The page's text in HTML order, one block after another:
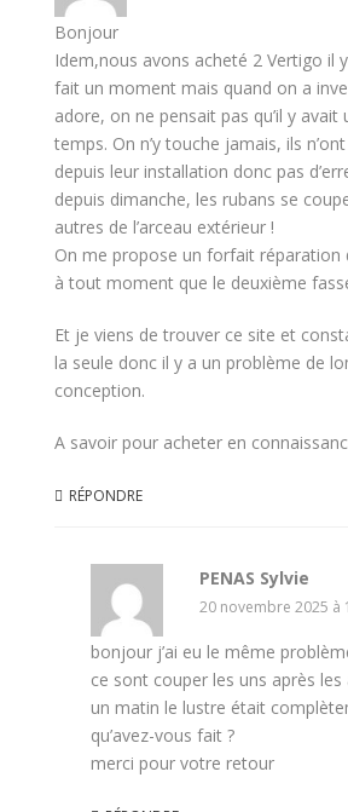
Bonjour
Idem,nous avons acheté 2 Vertigo il
fait un moment mais quand on a
adore, on ne pensait pas qu’il y avait
temps. On n’y touche jamais, ils
depuis leur installation donc pas
depuis dimanche, les rubans se
autres de l’arceau extérieur !
On me propose un forfait réparation
à tout moment que le deuxième
Et je viens de trouver ce site et
la seule donc il y a un problème de
conception.
A savoir pour acheter en
RÉPONDRE
PENAS Sylvie
20 novembre 2025 à
bonjour j’ai eu le même
ce sont couper les uns après
un matin le lustre était
qu’avez-vous fait ?
merci pour votre retour